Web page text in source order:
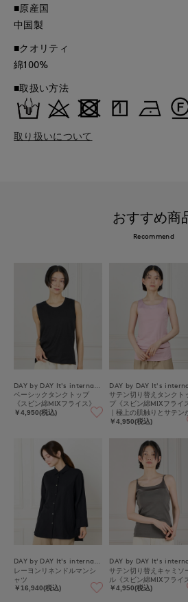
■原産国
中国製
■クオリティ
綿100%
■取扱い方法
取り扱いについて
おすすめ商
Recommend
ベーシックタンクトップ
《スビン綿MIXフライス》
￥4,950(税込)
サテン切り替えタンクト
プ《スビン綿MIXフライ
｜極上の肌触りとサテン
映える上品インナー
￥4,950(税込)
レーヨンリネンドルマンシ
ャツ
￥16,940(税込)
サテン切り替えキャミソ
ル《スビン綿MIXフライ
￥4,950(税込)